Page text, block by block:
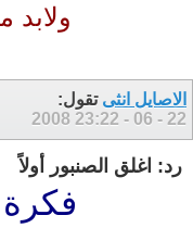
ولابد
الاصايل انثى تقول:
22 - 06 - 2008
23:22
رد: اغلق الصنبور أولاً‏
فكرة